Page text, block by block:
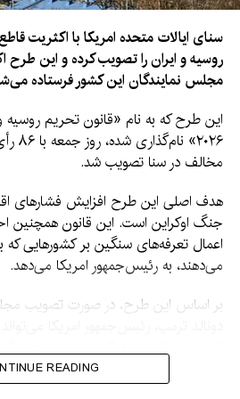
سنای ایالات متحده امریکا با اکثریت
روسیه و ایران را تصویب کرده و این طرح
مجلس نمایندگان این کشور فرستاده
این طرح که به نام «قانون تحریم روسیه و
مخالف در سنا تصویب شد.
هدف اصلی این طرح افزایش فشارهای
جنگ اوکراین است. این قانون همچنین
اعمال تعرفه‌های سنگین بر کشورهایی که
می‌دهند، به رئیس‌جمهور امریکا می‌دهد.
بر اساس این طرح، در صورت تصویب
READING